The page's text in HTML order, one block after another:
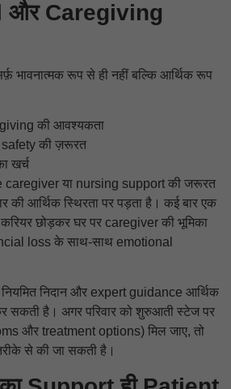
और Caregiving
भावनात्मक रूप से ही नहीं बल्कि आर्थिक रूप
की आवश्यकता
safety की ज़रूरत
खर्च
caregiver या nursing support की जरूरत
की आर्थिक स्थिरता पर पड़ता है। कई बार एक
छोड़कर घर पर caregiver की भूमिका
loss के साथ-साथ emotional
नियमित निदान और expert guidance आर्थिक
है। अगर परिवार को शुरुआती स्टेज पर
और treatment options) मिल जाए, तो
से की जा सकती है।